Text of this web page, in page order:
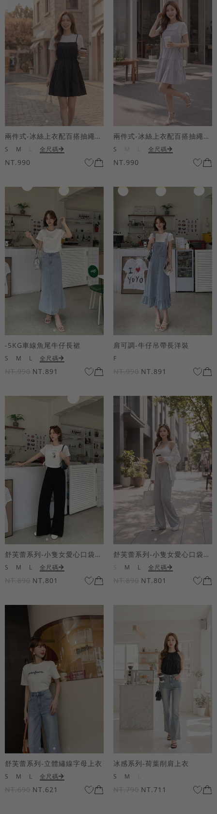
兩件式-冰絲上衣配百搭抽繩短洋裝
S M 全尺碼
NT.990
兩件式-冰絲上衣配百搭抽繩短洋裝
S 全尺碼
NT.990
-5KG車線魚尾牛仔長裙
S M L 全尺碼
NT.990 NT.891
肩可調-牛仔吊帶長洋裝
F
NT.990 NT.891
舒芙蕾系列-小隻女愛心口袋寬褲
S M L 全尺碼
NT.890 NT.801
舒芙蕾系列-小隻女愛心口袋寬褲
M L 全尺碼
NT.890 NT.801
舒芙蕾系列-立體繡線字母上衣
S M L 全尺碼
NT.690 NT.621
冰感系列-荷葉削肩上衣
S M
NT.790 NT.711